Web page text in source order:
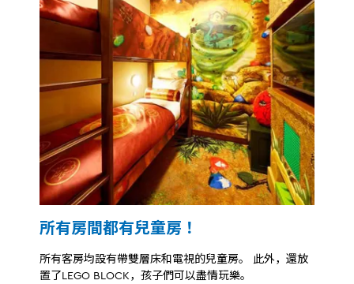
所有房間都有兒童房！
所有客房均設有帶雙層床和電視的兒童房。 此外，還放
置了LEGO BLOCK，孩子們可以盡情玩樂。